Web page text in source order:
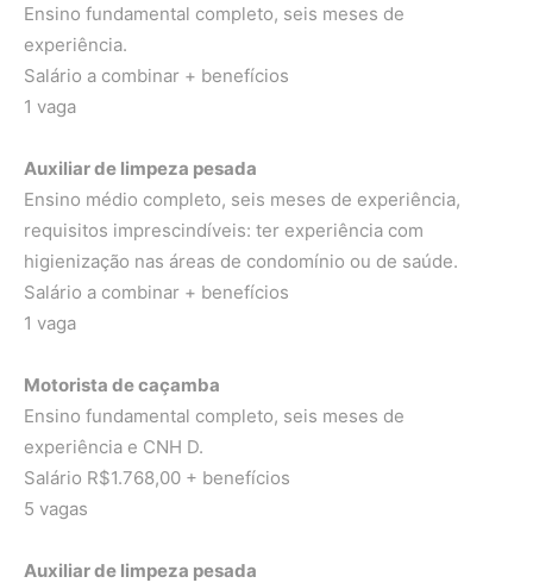
Ensino fundamental completo, seis meses de
experiência.
Salário a combinar + benefícios
1 vaga
Auxiliar de limpeza pesada
Ensino médio completo, seis meses de experiência,
requisitos imprescindíveis: ter experiência com
higienização nas áreas de condomínio ou de saúde.
Salário a combinar + benefícios
1 vaga
Motorista de caçamba
Ensino fundamental completo, seis meses de
experiência e CNH D.
Salário R$1.768,00 + benefícios
5 vagas
Auxiliar de limpeza pesada